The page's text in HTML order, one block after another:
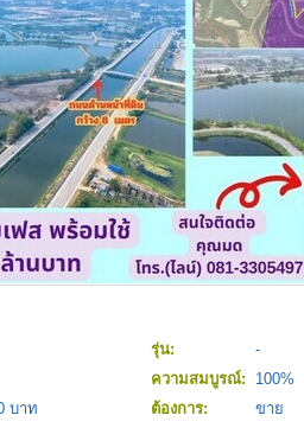
รุ่น:
-
ความสมบูรณ์:
100%
บาท ต้องการ:
ขาย